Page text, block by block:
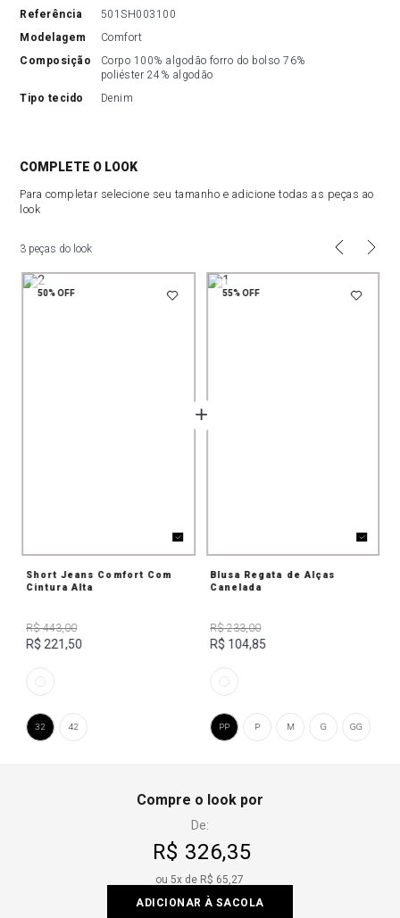
referência
501SH003100
modelagem
Comfort
composição
Corpo 100% algodão forro do bolso 76%
poliéster 24% algodão
tipo tecido
Denim
COMPLETE O LOOK
Para completar selecione seu tamanho e adicione todas as peças ao
look
3 peças do look
50%OFF
Short Jeans Comfort Com
Cintura Alta
R$ 443,00
R$ 221,50
32 42
55%OFF
Blusa Regata de Alças
Canelada
R$ 233,00
R$ 104,85
G GG
M
P
PP
Compre o look por
De:
R$ 326,35
ou5x de R$ 65,27
ADICIONAR À SACOLA